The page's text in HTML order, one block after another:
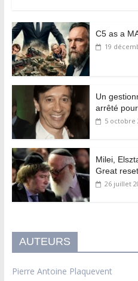
C5 as a
19
Un
arrêté
5 octobre
Milei,
Great
26 juillet
AUTEURS
Pierre Antoine Plaquevent